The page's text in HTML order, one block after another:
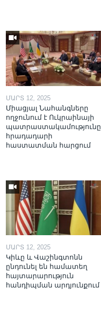
ՄԱՐՏ 12, 2025
Միացյալ Նահանգները
ողջունում է Ուկրաինայի
պատրաստակամությունը
հրադադարի
հաստատման հարցում
ՄԱՐՏ 12, 2025
Կիևը և Վաշինգտոնն
ընդունել են համատեղ
հայտարարություն
հանդիպման արդյունքում